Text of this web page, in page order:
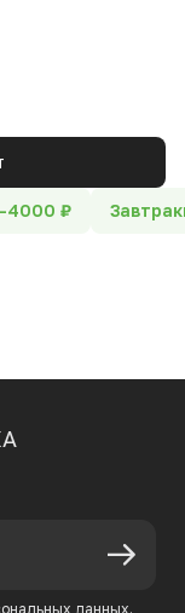
₽
данных.